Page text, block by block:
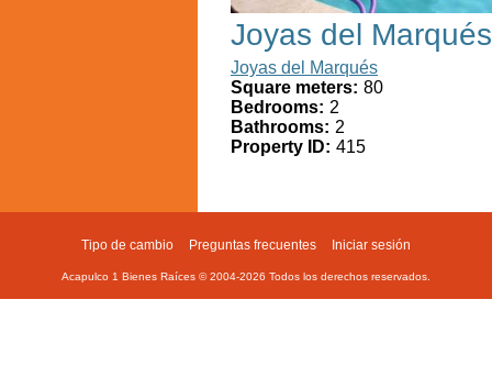
Joyas del Marqués
Joyas del Marqués
Square meters: 80
Bedrooms: 2
Bathrooms: 2
Property ID: 415
Footer
Tipo de cambio Preguntas frecuentes Iniciar sesión
Acapulco 1 Bienes Raíces © 2004-2026 Todos los derechos reservados.